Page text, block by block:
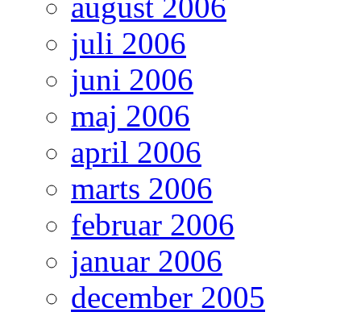
august 2006
juli 2006
juni 2006
maj 2006
april 2006
marts 2006
februar 2006
januar 2006
december 2005